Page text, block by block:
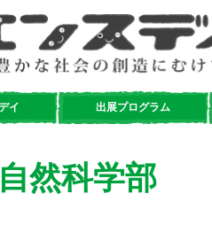
イ 出展プログラム
然科学部